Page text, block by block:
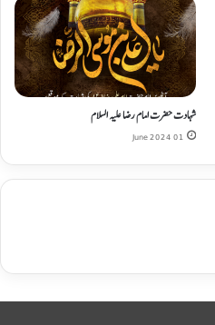
شہادت حضرت امام رضا علیہ السلام
01 June 2024